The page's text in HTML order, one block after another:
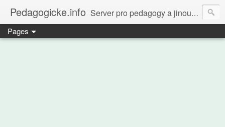
Pedagogicke.info Server pro pedagogy a jinou zvířenu
Pages